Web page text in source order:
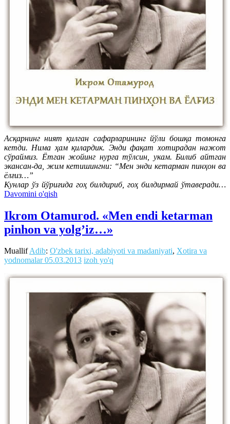
Асқарнинг ният қилган сафарларининг йўли бошқа томонга
кетди. Нима ҳам қилардик. Энди фақат хотирадан нажот
сўраймиз. Ётган жойинг нурга тўлсин, укам. Билиб айтган
экансан-да, жим кетишингни: “Мен энди кетарман пинҳон ва
ёлғиз…”
Кунлар ўз йўриғида гоҳ билдириб, гоҳ билдирмай ўтаверади…
Davomini o'qish
Ikrom Otamurod. «Men endi ketarman
pinhon va yolg’iz…»
MuallifAdib: O'zbek tarixi, adabiyoti va madaniyati, Xotira va
yodnomalar 05.03.2013 izoh yo'q